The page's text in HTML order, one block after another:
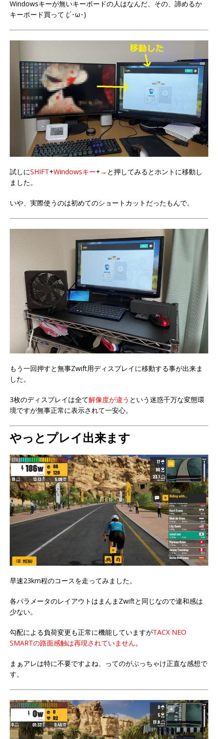
Windowsキーが無いキーボードの人はなんだ、その、諦めるか
キーボード買って (;´･ω･)
試しにSHIFT+Windowsキー+→ と押してみるとホントに移動し
ました。
いや、実際使うのは初めてのショートカットだったもんで。
もう一回押すと無事Zwift用ディスプレイに移動する事が出来ま
した。
3枚のディスプレイは全て解像度が違う という迷惑千万な変態環
境ですが無事正常に表示されて一安心。
やっとプレイ出来ます
早速23km程のコースを走ってみました。
各パラメータのレイアウトはまんまZwiftと同じなので違和感は
少ない。
勾配による負荷変更も正常に機能していますがTACX NEO
SMARTの路面感触は再現されていません。
まぁアレは特に不要ですよね、ってのがぶっちゃけ正直な感想で
す。